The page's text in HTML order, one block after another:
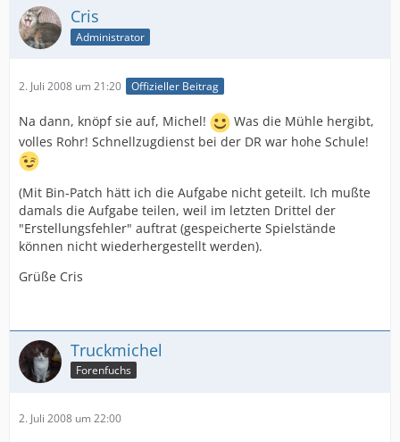
Cris
Administrator
2. Juli 2008 um 21:20 Offizieller Beitrag
Na dann, knöpf sie auf, Michel!
Was die Mühle hergibt,
volles Rohr! Schnellzugdienst bei der DR war hohe Schule!
(Mit Bin-Patch hätt ich die Aufgabe nicht geteilt. Ich mußte
damals die Aufgabe teilen, weil im letzten Drittel der
"Erstellungsfehler" auftrat (gespeicherte Spielstände
können nicht wiederhergestellt werden).
Grüße Cris
Truckmichel
Forenfuchs
2. Juli 2008 um 22:00